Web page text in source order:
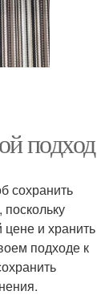
подход
сохранить
и хранить
подходе к